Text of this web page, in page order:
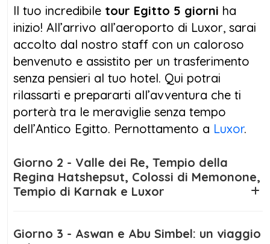
trasferimento ad Assuanper il
pernottamento.
Il terzo giorno deltour Egitto 5 giorniinizia
con la visita al suggestivoTempio di Philae
dedicato alla dea Iside. Poi, partirai perAbu
Simbel, dove i monumentali templi di Ramses
II e Nefertari ti lasceranno senza fiato.
fascino eterno dell’Antico Egitto. Dopo
questa straordinaria giornata, rientro ad
Assuanper il pernottamento.
Il quarto giorno del tour Egitto 5 giorniti
Il tuo incredibile tour Egitto 5 giorni ha
inizio! All’arrivo all’aeroporto di Luxor, sarai
accolto dal nostro staff con un caloroso
benvenuto e assistito per un trasferimento
senza pensieri al tuo hotel. Qui potrai
rilassarti e prepararti all’avventura che ti
porterà tra le meraviglie senza tempo
dell’Antico Egitto. Pernottamento a Luxor.
Giorno 2 - Valle dei Re, Tempio della
Regina Hatshepsut, Colossi di Memonone,
Tempio di Karnak e Luxor
Giorno 3 - Aswan e Abu Simbel: un viaggio